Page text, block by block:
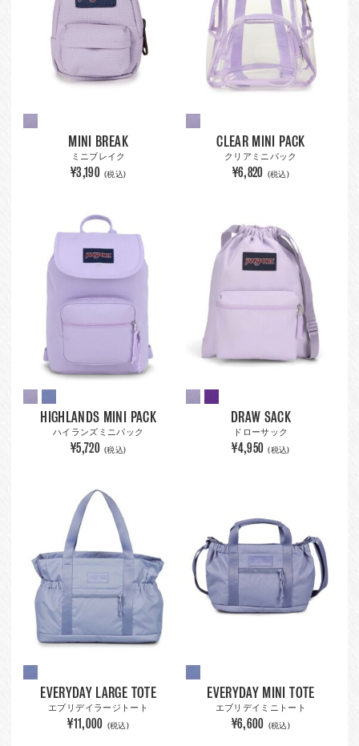
MINI BREAK
ミニブレイク
¥3,190 (税込)
CLEAR MINI PACK
クリアミニパック
¥6,820 (税込)
HIGHLANDS MINI PACK
ハイランズミニパック
¥5,720 (税込)
DRAW SACK
ドローサック
¥4,950 (税込)
EVERYDAY LARGE TOTE
エブリデイラージトート
¥11,000 (税込)
EVERYDAY MINI TOTE
エブリデイミニトート
¥6,600 (税込)